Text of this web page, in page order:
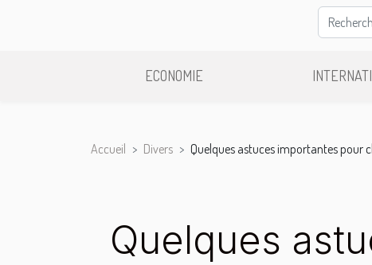
ECONOMIE
Accueil Divers Quelques astuces importantes
Quelques